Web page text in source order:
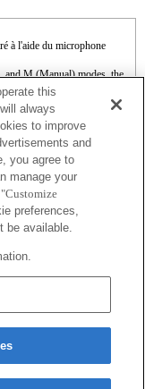
à l'aide du microphone
M (Manual) modes, the
the movie recording.
n'est pas opérationnelle.
la luminosité de l'image ne
avant] sur [Off].
la fonction d'aide à la mise
vous tournez la bague
la fonction [Loupe
touche perso".
(Tangage/Lacet/Roulis)
lorsque vous photographiez
coins de l’écran ou qu’il est
this
always
to improve
and
you agree to
manage your
"Customize
preferences,
be available.